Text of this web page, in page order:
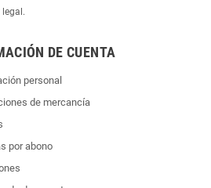
DE CUENTA
personal
de mercancía
por abono